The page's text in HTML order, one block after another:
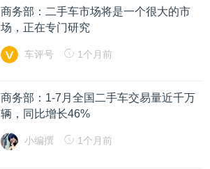
商务部：二手车市场将是一个很大的市
场，正在专门研究
车评号 1个月前
商务部：1-7月全国二手车交易量近千万
辆，同比增长46%
小编撰 1个月前